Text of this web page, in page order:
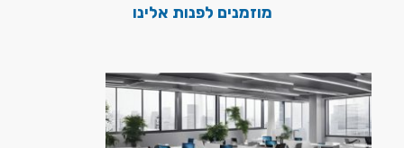
מוזמנים לפנות אלינו